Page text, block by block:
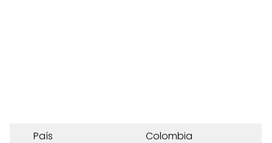
País
Colombia